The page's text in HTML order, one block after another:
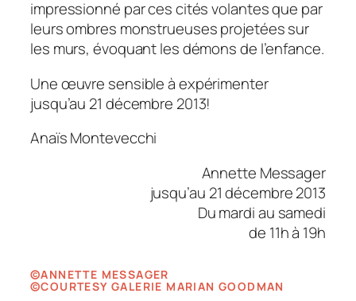
impressionné par ces cités volantes que par
leurs ombres monstrueuses projetées sur
les murs, évoquant les démons de l’enfance.
Une œuvre sensible à expérimenter
jusqu’au 21 décembre 2013!
Anaïs Montevecchi
Annette Messager
jusqu’au 21 décembre 2013
Du mardi au samedi
de 11h à 19h
©ANNETTE MESSAGER
©COURTESY GALERIE MARIAN GOODMAN